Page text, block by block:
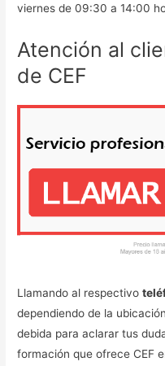
viernes de 09:30 a 14:00
Atención al
de CEF
Llamando al respectivo
dependiendo de la
debida para aclarar tus
formación que ofrece CEF